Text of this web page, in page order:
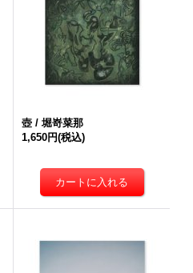
壺 / 堀嵜菜那
1,650円(税込)